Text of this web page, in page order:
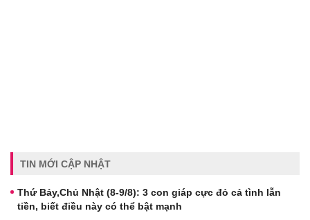
TIN MỚI CẬP NHẬT
Thứ Bảy,Chủ Nhật (8-9/8): 3 con giáp cực đỏ cả tình lẫn
tiền, biết điều này có thể bật mạnh